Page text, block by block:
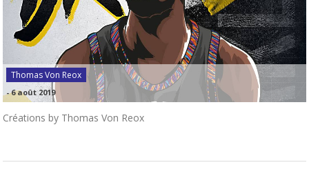
Thomas Von Reox
-6 août 2019
Créations by Thomas Von Reox